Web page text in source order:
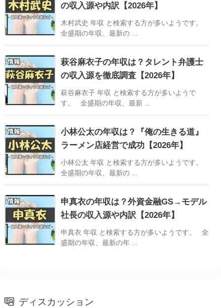
の収入源や内訳【2026年】
木村武史 年収 と検索する方が多いようです。
全盛期の年収、最新の ...
萩谷麻衣子の年収は？タレント弁護士
の収入源を徹底調査【2026年】
萩谷麻衣子 年収 と検索する方が多いようで
す。 全盛期の年収、最新 ...
小林公太の年収は？『俺の生きる道』
ラーメン店経営で成功【2026年】
小林公太 年収 と検索する方が多いようです。
全盛期の年収、最新の ...
申真衣の年収は？外資金融GS→モデル
社長の収入源や内訳【2026年】
申真衣 年収 と検索する方が多いようです。 全
盛期の年収、最新の年 ...
ディスカッション